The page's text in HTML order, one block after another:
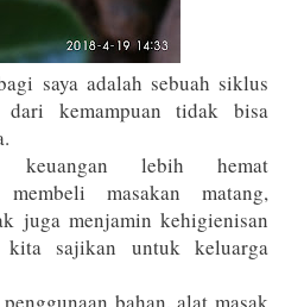
saya adalah sebuah siklus
kemampuan tidak bisa
keuangan lebih hemat
masakan matang,
juga menjamin kehigienisan
kita sajikan untuk keluarga
bahan, alat masak